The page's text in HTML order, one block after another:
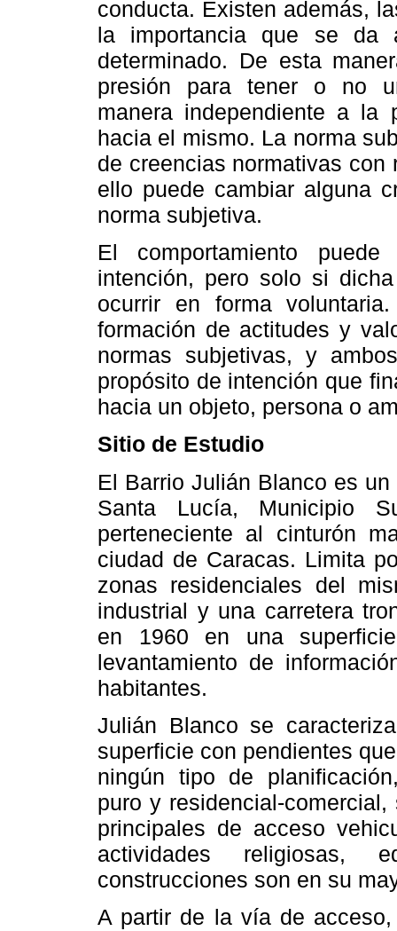
conducta. Existen además,
la importancia que se da
determinado. De esta
presión para tener o no
manera independiente a la
hacia el mismo. La norma
de creencias normativas con
ello puede cambiar alguna
norma subjetiva.
El comportamiento
intención, pero solo si
ocurrir en forma
formación de actitudes y
normas subjetivas, y
propósito de intención que
hacia un objeto, persona o
Sitio de Estudio
El Barrio Julián Blanco es
Santa Lucía, Municipio
perteneciente al cinturón
ciudad de Caracas. Limita
zonas residenciales del
industrial y una carretera
en 1960 en una
levantamiento de
habitantes.
Julián Blanco se
superficie con pendientes
ningún tipo de
puro y residencial-
principales de acceso
actividades religiosas,
construcciones son en su
A partir de la vía de